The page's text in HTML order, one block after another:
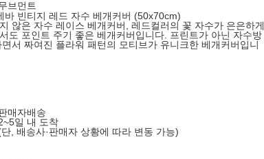
브먼트
바 빈티지 레드 자수 베개커버 (50x70cm)
않은 자수 레이스 베개커버, 레드컬러의 꽃 자수가 은은하게
도 포인트 주기 좋은 베개커버입니다. 프린트가 아닌 자수방
서 짜여진 플라워 패턴의 모티브가 유니크한 베개커버입니
매자배송
일 내 도착
단, 배송사·판매자 상황에 따라 변동 가능)